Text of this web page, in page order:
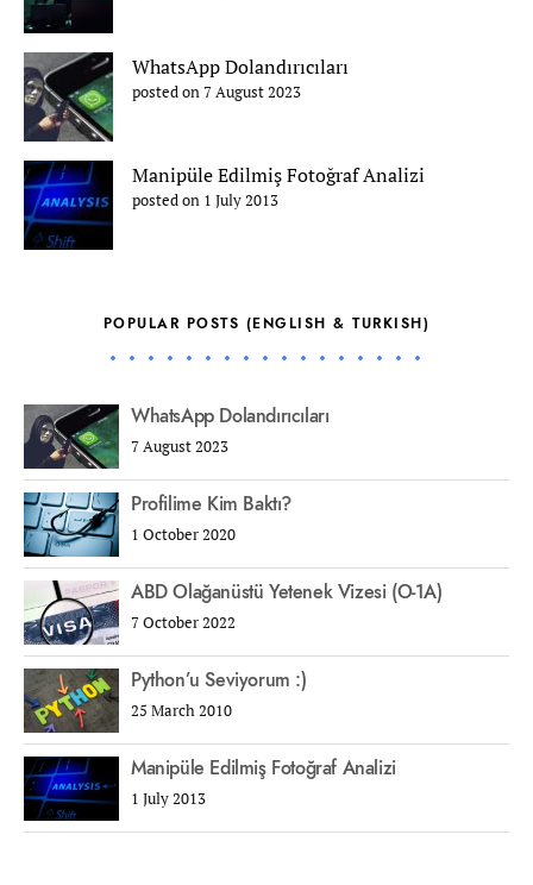
WhatsApp Dolandırıcıları
posted on 7 August 2023
Manipüle Edilmiş Fotoğraf Analizi
posted on 1 July 2013
POPULAR POSTS (ENGLISH & TURKISH)
WhatsApp Dolandırıcıları
7 August 2023
Profilime Kim Baktı?
1 October 2020
ABD Olağanüstü Yetenek Vizesi (O-1A)
7 October 2022
Python’u Seviyorum :)
25 March 2010
Manipüle Edilmiş Fotoğraf Analizi
1 July 2013